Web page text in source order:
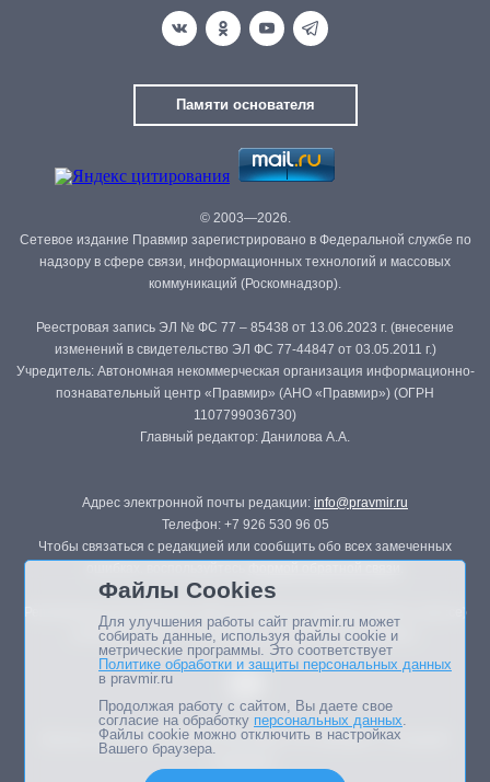
Памяти основателя
© 2003—2026.
Сетевое издание Правмир зарегистрировано в Федеральной службе по
надзору в сфере связи, информационных технологий и массовых
коммуникаций (Роскомнадзор).
Реестровая запись ЭЛ № ФС 77 – 85438 от 13.06.2023 г. (внесение
изменений в свидетельство ЭЛ ФС 77-44847 от 03.05.2011 г.)
Учредитель: Автономная некоммерческая организация информационно-
познавательный центр «Правмир» (АНО «Правмир») (ОГРН
1107799036730)
Главный редактор: Данилова А.А.
Адрес электронной почты редакции: info@pravmir.ru
Телефон: +7 926 530 96 05
Чтобы связаться с редакцией или сообщить обо всех замеченных
Републикация материалов сайта в печатных изданиях (книгах, прессе)
возможна только с письменного разрешения редакции.
Мнение авторов статей портала может не совпадать с позицией
Файлы Cookies
Для улучшения работы сайт pravmir.ru может
собирать данные, используя файлы cookie и
метрические программы. Это соответствует
Политике обработки и защиты персональных данных
в pravmir.ru
Продолжая работу с сайтом, Вы даете свое
согласие на обработку персональных данных.
Файлы cookie можно отключить в настройках
Вашего браузера.